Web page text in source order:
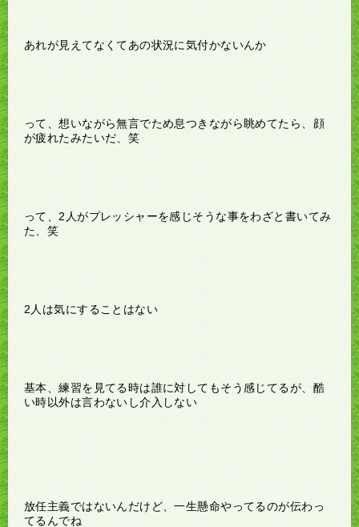
あれが見えてなくてあの状況に気付かないんか
って、想いながら無言でため息つきながら眺めてたら、顔
が疲れたみたいだ、笑
って、2人がプレッシャーを感じそうな事をわざと書いてみ
た、笑
2人は気にすることはない
基本、練習を見てる時は誰に対してもそう感じてるが、酷
い時以外は言わないし介入しない
放任主義ではないんだけど、一生懸命やってるのが伝わっ
てるんでね